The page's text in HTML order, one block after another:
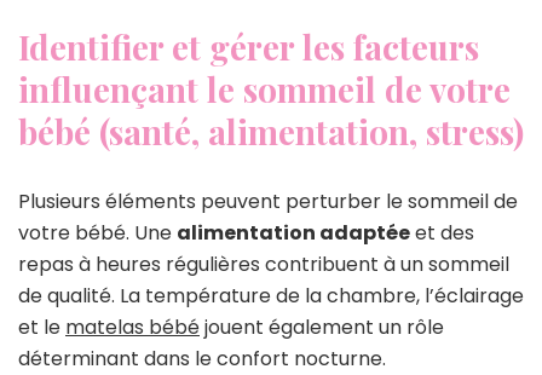
Identifier et gérer les facteurs
influençant le sommeil de votre
bébé (santé, alimentation, stress)
Plusieurs éléments peuvent perturber le sommeil de
votre bébé. Une alimentation adaptéeet des
repas à heures régulières contribuent à un sommeil
de qualité. La température de la chambre, l’éclairage
et le matelas bébéjouent également un rôle
déterminant dans le confort nocturne.